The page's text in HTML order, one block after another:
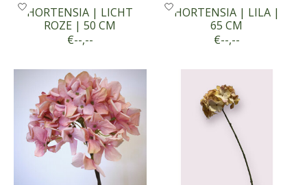
HORTENSIA | LICHT
ROZE | 50 CM
€--,--
HORTENSIA | LILA |
65 CM
€--,--